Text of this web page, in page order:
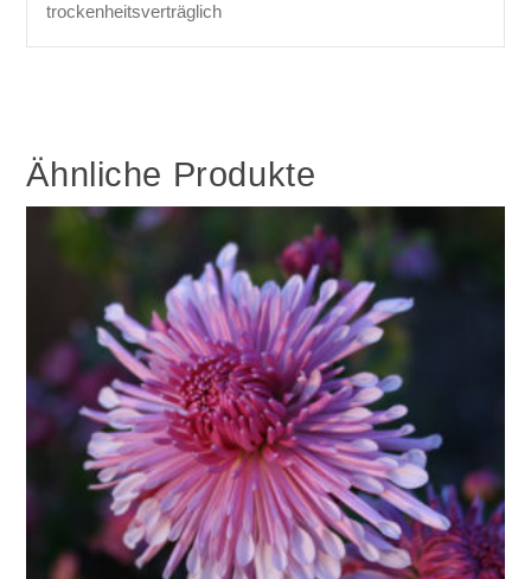
trockenheitsverträglich
Ähnliche Produkte